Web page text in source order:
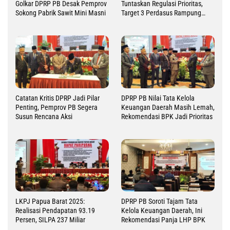
Golkar DPRP PB Desak Pemprov
Sokong Pabrik Sawit Mini Masni
Tuntaskan Regulasi Prioritas,
Target 3 Perdasus Rampung
Catatan Kritis DPRP Jadi Pilar
Penting, Pemprov PB Segera
Susun Rencana Aksi
DPRP PB Nilai Tata Kelola
Keuangan Daerah Masih Lemah,
Rekomendasi BPK Jadi Prioritas
LKPJ Papua Barat 2025:
Realisasi Pendapatan 93.19
Persen, SILPA 237 Miliar
DPRP PB Soroti Tajam Tata
Kelola Keuangan Daerah, Ini
Rekomendasi Panja LHP BPK